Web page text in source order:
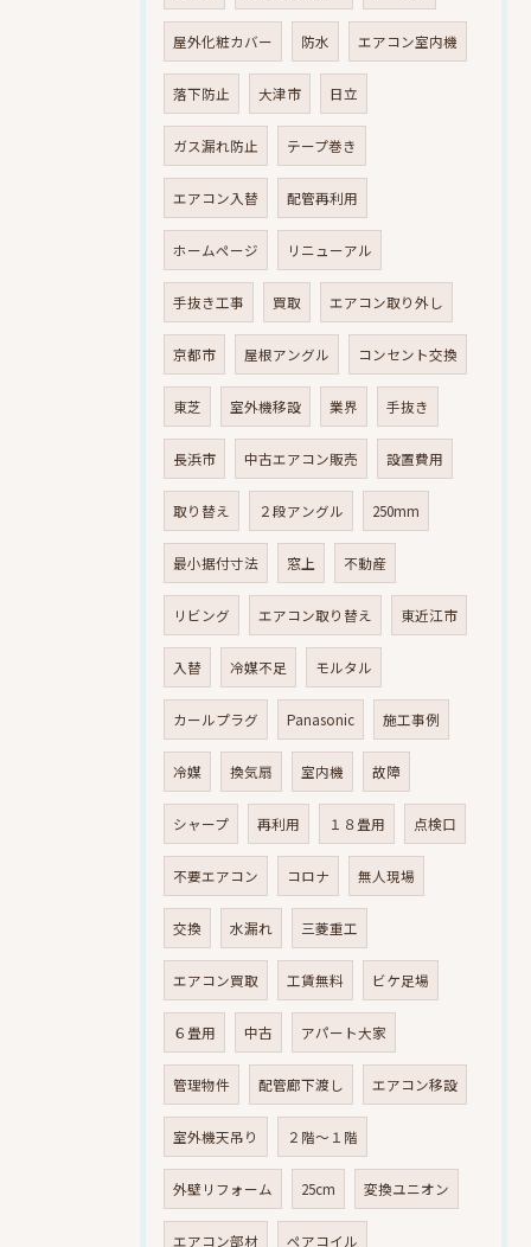
屋外化粧カバー 防水 エアコン室内機
落下防止 大津市 日立
ガス漏れ防止 テープ巻き
エアコン入替 配管再利用
ホームページ リニューアル
手抜き工事 買取 エアコン取り外し
京都市 屋根アングル コンセント交換
東芝 室外機移設 業界 手抜き
長浜市 中古エアコン販売 設置費用
取り替え ２段アングル 250mm
最小据付寸法 窓上 不動産
リビング エアコン取り替え 東近江市
入替 冷媒不足 モルタル
カールプラグ Panasonic 施工事例
冷媒 換気扇 室内機 故障
シャープ 再利用 １８畳用 点検口
不要エアコン コロナ 無人現場
交換 水漏れ 三菱重工
エアコン買取 工賃無料 ビケ足場
６畳用 中古 アパート大家
管理物件 配管廊下渡し エアコン移設
室外機天吊り ２階～１階
外壁リフォーム 25cm 変換ユニオン
エアコン部材 ペアコイル